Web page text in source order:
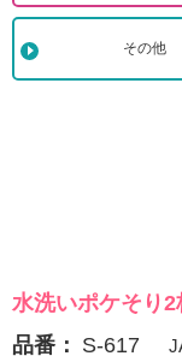
その他
水洗いポケそり2
品番： S-617